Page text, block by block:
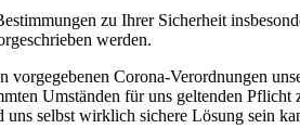
zu Ihrer Sicherheit
werden.
vorgegebenen Corona-Verordnungen
Umständen für uns geltenden
selbst wirklich sichere Lösung sein